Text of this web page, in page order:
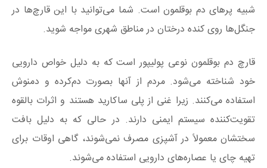
شبیه پرهای دم بوقلمون است. شما می‌توانید با این قارچ‌ها در
جنگل‌ها روی کنده درختان در مناطق شهری مواجه شوید.
قارچ دم بوقلمون نوعی پولیپور است که به دلیل خواص دارویی
خود شناخته می‌شود. مردم از آنها بصورت دم‌کرده و دمنوش
استفاده می‌کنند. زیرا غنی از پلی ساکارید هستند و اثرات بالقوه
تقویت‌کننده سیستم ایمنی دارند. در حالی که به دلیل بافت
سختشان معمولاً در آشپزی مصرف نمی‌شوند، گاهی اوقات برای
تهیه چای یا عصاره‌های دارویی استفاده می‌شوند.